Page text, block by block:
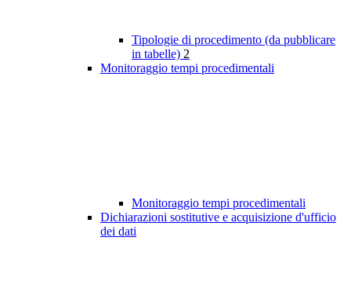
Tipologie di procedimento (da pubblicare
in tabelle) 2
Monitoraggio tempi procedimentali
Monitoraggio tempi procedimentali
Dichiarazioni sostitutive e acquisizione d'ufficio
dei dati